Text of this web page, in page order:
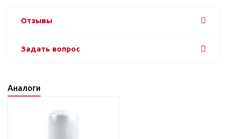
Отзывы
Задать вопрос
Аналоги